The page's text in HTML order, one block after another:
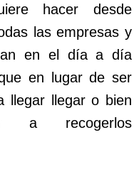
hacer desde
las empresas y
en el día a día
en lugar de ser
llegar llegar o bien
a recogerlos